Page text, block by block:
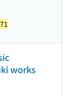
works